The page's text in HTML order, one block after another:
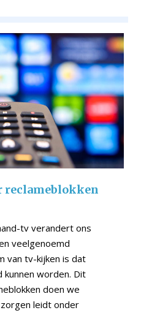
reclameblokken
tv verandert ons
veelgenoemd
van tv-kijken is dat
worden. Dit
doen we
leidt onder